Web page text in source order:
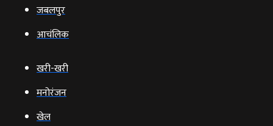
जबलपुर
आचंलिक
खरी-खरी
मनोरंजन
खेल